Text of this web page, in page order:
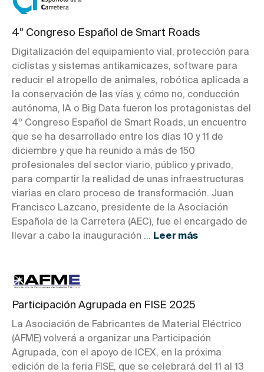
4º Congreso Español de Smart Roads
Digitalización del equipamiento vial, protección para
ciclistas y sistemas antikamicazes, software para
reducir el atropello de animales, robótica aplicada a
la conservación de las vías y, cómo no, conducción
autónoma, IA o Big Data fueron los protagonistas del
4º Congreso Español de Smart Roads, un encuentro
que se ha desarrollado entre los días 10 y 11 de
diciembre y que ha reunido a más de 150
profesionales del sector viario, público y privado,
para compartir la realidad de unas infraestructuras
viarias en claro proceso de transformación. Juan
Francisco Lazcano, presidente de la Asociación
Española de la Carretera (AEC), fue el encargado de
llevar a cabo la inauguración ... Leer más
Participación Agrupada en FISE 2025
La Asociación de Fabricantes de Material Eléctrico
(AFME) volverá a organizar una Participación
Agrupada, con el apoyo de ICEX, en la próxima
edición de la feria FISE, que se celebrará del 11 al 13